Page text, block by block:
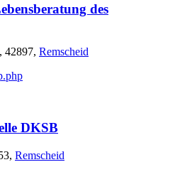
des
42897, Remscheid
DKSB
Remscheid